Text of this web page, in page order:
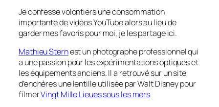
Je confesse volontiers une consommation
importante de vidéos YouTube alors au lieu de
garder mes favoris pour moi, je les partage ici.
Mathieu Sternest un photographe professionnel qui
a une passion pour les expérimentations optiques et
les équipements anciens. Il a retrouvé sur un site
d’enchères une lentille utilisée par Walt Disney pour
filmerVingt Mille Lieues sous les mers.